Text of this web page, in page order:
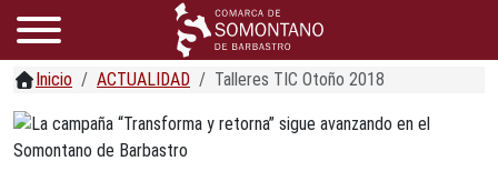
Inicio ACTUALIDAD Talleres TIC Otoño 2018